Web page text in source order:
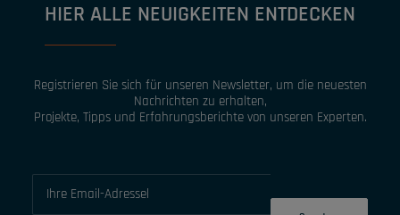
HIER ALLE NEUIGKEITEN ENTDECKEN
Registrieren Sie sich für unseren Newsletter, um die neuesten
Nachrichten zu erhalten,
Projekte, Tipps und Erfahrungsberichte von unseren Experten.